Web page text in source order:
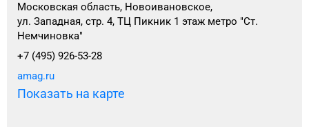
Московская область, Новоивановское,
ул. Западная, стр. 4, ТЦ Пикник 1 этаж метро "Ст.
Немчиновка"
+7 (495) 926-53-28
amag.ru
Показать на карте